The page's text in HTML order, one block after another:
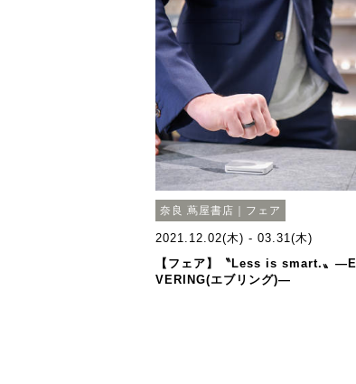
奈良 蔦屋書店｜フェア
2021.12.02(木) - 03.31(木)
【フェア】〝Less is smart.〟―E
VERING(エブリング)―